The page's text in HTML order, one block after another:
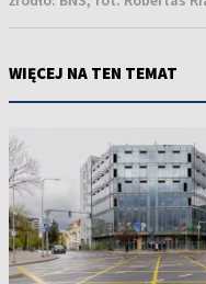
WIĘCEJ NA TEN TEMAT